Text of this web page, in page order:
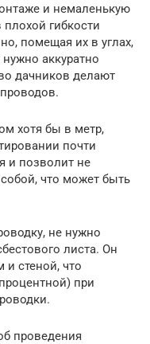
и немаленькую
гибкости
помещая их в углах,
аккуратно
дачников делают
хотя бы в метр,
почти
и позволит не
что может быть
не нужно
листа. Он
стеной, что
при
проведения